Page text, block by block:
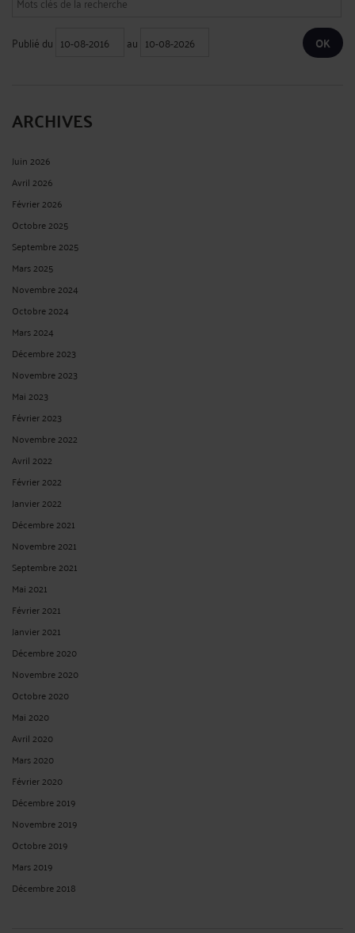
Publié du au
ARCHIVES
Juin 2026
Avril 2026
Février 2026
Octobre 2025
Septembre 2025
Mars 2025
Novembre 2024
Octobre 2024
Mars 2024
Décembre 2023
Novembre 2023
Mai 2023
Février 2023
Novembre 2022
Avril 2022
Février 2022
Janvier 2022
Décembre 2021
Novembre 2021
Septembre 2021
Mai 2021
Février 2021
Janvier 2021
Décembre 2020
Novembre 2020
Octobre 2020
Mai 2020
Avril 2020
Mars 2020
Février 2020
Décembre 2019
Novembre 2019
Octobre 2019
Mars 2019
Décembre 2018